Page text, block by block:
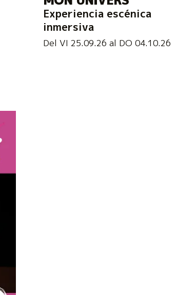
Experiencia escénica
inmersiva
Del VI 25.09.26 al DO 04.10.26